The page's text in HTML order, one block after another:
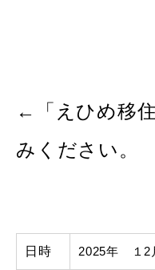
←「えひめ移
みください。
日時 2025年 １2